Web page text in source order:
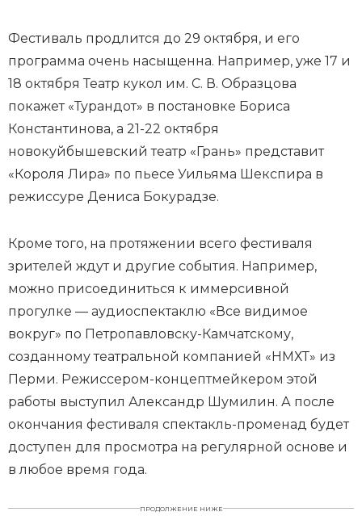
Фестиваль продлится до 29 октября, и его
программа очень насыщенна. Например, уже 17 и
18 октября Театр кукол им. С. В. Образцова
покажет «Турандот» в постановке Бориса
Константинова, а 21-22 октября
новокуйбышевский театр «Грань» представит
«Короля Лира» по пьесе Уильяма Шекспира в
режиссуре Дениса Бокурадзе.
Кроме того, на протяжении всего фестиваля
зрителей ждут и другие события. Например,
можно присоединиться к иммерсивной
прогулке — аудиоспектаклю «Все видимое
вокруг» по Петропавловску-Камчатскому,
созданному театральной компанией «НМХТ» из
Перми. Режиссером-концептмейкером этой
работы выступил Александр Шумилин. А после
окончания фестиваля спектакль-променад будет
доступен для просмотра на регулярной основе и
в любое время года.
ПРОДОЛЖЕНИЕ НИЖЕ